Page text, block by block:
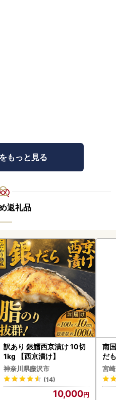
もっと見る
返礼品
訳あり 銀鱈西京漬け 10切
1kg 【西京漬け】
神奈川県藤沢市
(14)
10,000
南
だ
ス
宮